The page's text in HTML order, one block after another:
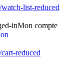
Mon compte